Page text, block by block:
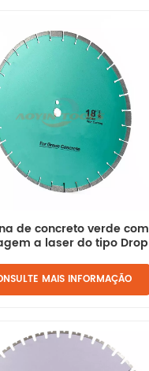
de concreto verde com
a laser do tipo Drop
MAIS INFORMAÇÃO